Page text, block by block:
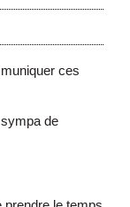
ces
de